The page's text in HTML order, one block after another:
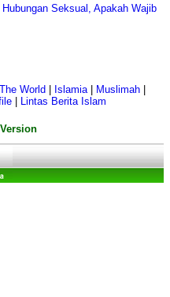
Seksual, Apakah Wajib
World Islamia| Muslimah|
Lintas Berita Islam